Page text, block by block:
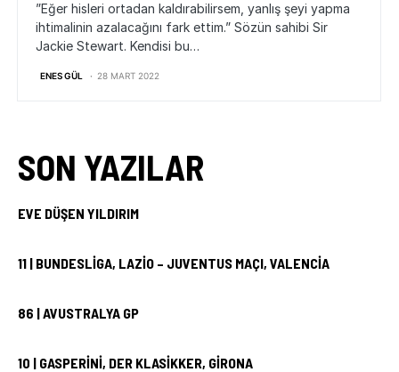
”Eğer hisleri ortadan kaldırabilirsem, yanlış şeyi yapma
ihtimalinin azalacağını fark ettim.” Sözün sahibi Sir
Jackie Stewart. Kendisi bu…
ENES GÜL 28 MART 2022
SON YAZILAR
EVE DÜŞEN YILDIRIM
11 | BUNDESLIGA, LAZIO – JUVENTUS MAÇI, VALENCIA
86 | AVUSTRALYA GP
10 | GASPERINI, DER KLASIKKER, GIRONA